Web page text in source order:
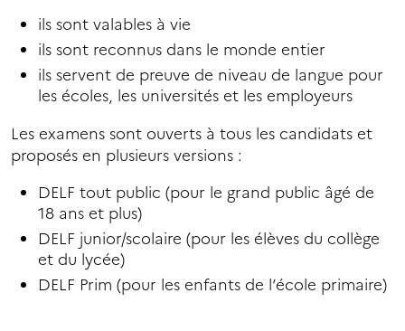
ils sont valables à vie
ils sont reconnus dans le monde entier
ils servent de preuve de niveau de langue pour
les écoles, les universités et les employeurs
Les examens sont ouverts à tous les candidats et
proposés en plusieurs versions :
DELF tout public (pour le grand public âgé de
18 ans et plus)
DELF junior/scolaire (pour les élèves du collège
et du lycée)
DELF Prim (pour les enfants de l’école primaire)